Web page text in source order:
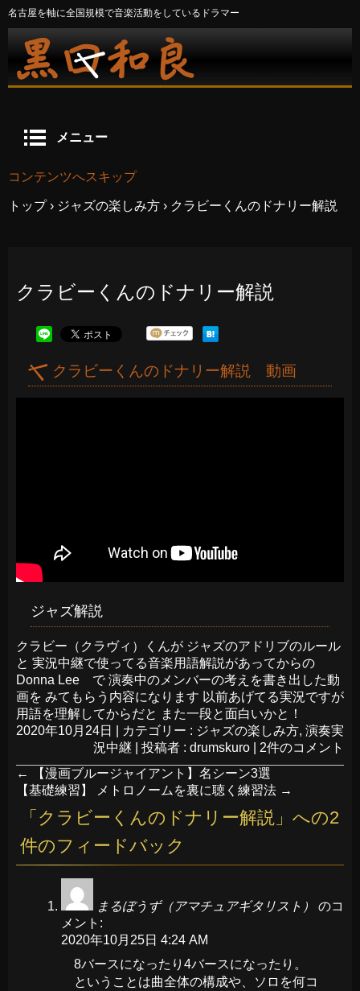
名古屋を軸に全国規模で音楽活動をしているドラマー
メニュー
コンテンツへスキップ
トップ › ジャズの楽しみ方 › クラビーくんのドナリー解説
クラビーくんのドナリー解説
クラビーくんのドナリー解説 動画
ジャズ解説
クラビー（クラヴィ）くんが ジャズのアドリブのルール
と 実況中継で使ってる音楽用語解説があってからの
Donna Lee で 演奏中のメンバーの考えを書き出した動
画を みてもらう内容になります 以前あげてる実況ですが
用語を理解してからだと また一段と面白いかと！
2020年10月24日
カテゴリー : ジャズの楽しみ方, 演奏実
況中継
投稿者 : drumskuro
2件のコメント
←
【漫画ブルージャイアント】名シーン3選
【基礎練習】 メトロノームを裏に聴く練習法 →
「 クラビーくんのドナリー解説 」への2
件のフィードバック
まるぼうず（アマチュアギタリスト）
のコ
メント:
2020年10月25日 4:24 AM
8バースになったり4バースになったり。
ということは曲全体の構成や、ソロを何コ